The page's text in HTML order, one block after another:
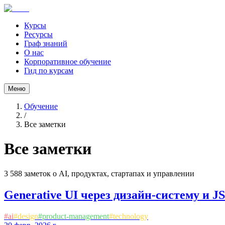
Курсы
Ресурсы
Граф знаний
О нас
Корпоративное обучение
Гид по курсам
Меню
Обучение
/
Все заметки
Все заметки
3 588 заметок о AI, продуктах, стартапах и управлении
Generative UI через дизайн-систему и
#ai#design#product-management#technology